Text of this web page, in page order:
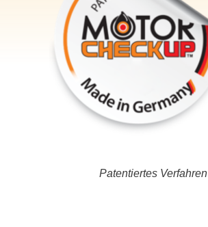
Patentiertes Verfahren